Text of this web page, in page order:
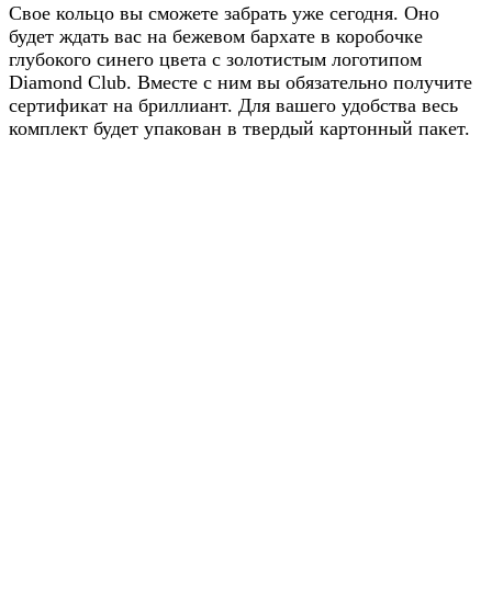
Свое кольцо вы сможете забрать уже сегодня. Оно
будет ждать вас на бежевом бархате в коробочке
глубокого синего цвета с золотистым логотипом
Diamond Club. Вместе с ним вы обязательно получите
сертификат на бриллиант. Для вашего удобства весь
комплект будет упакован в твердый картонный пакет.